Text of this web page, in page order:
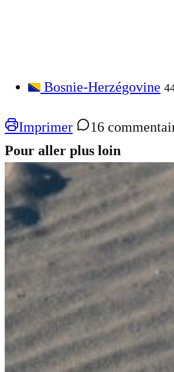
Bosnie-Herzégovine
Imprimer
16
Pour aller plus loin